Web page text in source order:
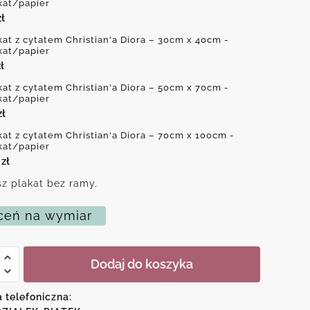
papier
z cytatem Christian'a Diora – 30cm x 40cm -
papier
z cytatem Christian'a Diora – 50cm x 70cm -
papier
z cytatem Christian'a Diora – 70cm x 100cm -
papier
zł
plakat bez ramy.
na wymiar
Dodaj do koszyka
telefoniczna: